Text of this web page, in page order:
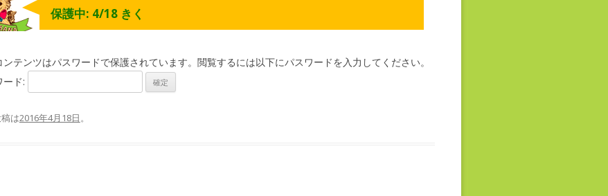
保護中: 4/18 きく
ンテンツはパスワードで保護されています。閲覧するには以下にパスワードを入力してください。
ード:
は2016年4月18日。